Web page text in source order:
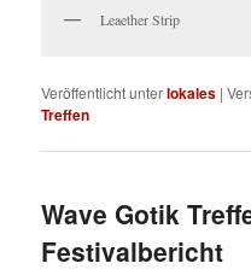
Leaether Strip
Veröffentlicht unterlokales |
Treffen
Wave Gotik
Festivalbericht